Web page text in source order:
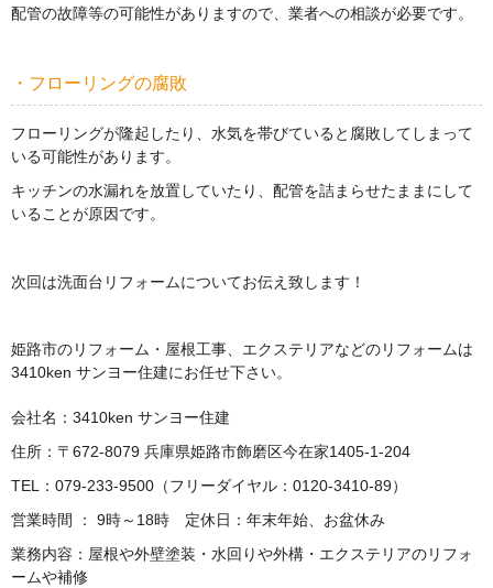
配管の故障等の可能性がありますので、業者への相談が必要です。
・フローリングの腐敗
フローリングが隆起したり、水気を帯びていると腐敗してしまって
いる可能性があります。
キッチンの水漏れを放置していたり、配管を詰まらせたままにして
いることが原因です。
次回は洗面台リフォームについてお伝え致します！
姫路市のリフォーム・屋根工事、エクステリアなどのリフォームは
3410ken サンヨー住建にお任せ下さい。
会社名：3410ken サンヨー住建
住所：〒672-8079 兵庫県姫路市飾磨区今在家1405-1-204
TEL：079-233-9500（フリーダイヤル：0120-3410-89）
営業時間 ： 9時～18時 定休日：年末年始、お盆休み
業務内容：屋根や外壁塗装・水回りや外構・エクステリアのリフォ
ームや補修